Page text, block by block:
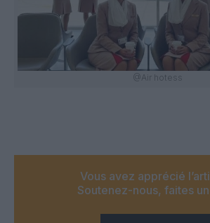
@Air hotess
Vous avez apprécié
Soutenez-nous, faites